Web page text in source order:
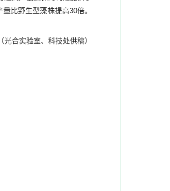
量比野生型藻株提高30倍。
（光合实验室、科技处供稿）